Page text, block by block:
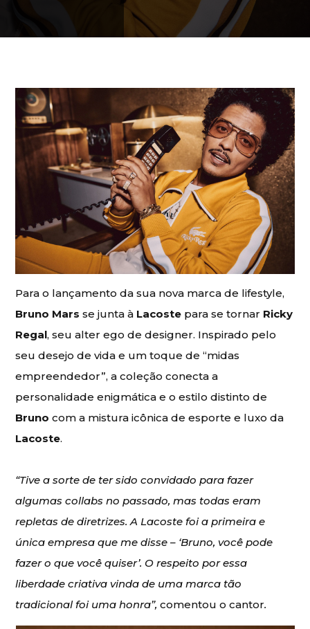
Para o lançamento da sua nova marca de lifestyle,
Bruno Mars se junta à Lacoste para se tornar Ricky
Regal, seu alter ego de designer. Inspirado pelo
seu desejo de vida e um toque de “midas
empreendedor”, a coleção conecta a
personalidade enigmática e o estilo distinto de
Bruno com a mistura icônica de esporte e luxo da
Lacoste.
“Tive a sorte de ter sido convidado para fazer
algumas collabs no passado, mas todas eram
repletas de diretrizes. A Lacoste foi a primeira e
única empresa que me disse – ‘Bruno, você pode
fazer o que você quiser’. O respeito por essa
liberdade criativa vinda de uma marca tão
tradicional foi uma honra”,comentou o cantor.